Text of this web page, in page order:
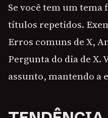
Se você tem um
títulos repetidos.
Erros comuns de X,
Pergunta do dia de X.
assunto, mantendo a